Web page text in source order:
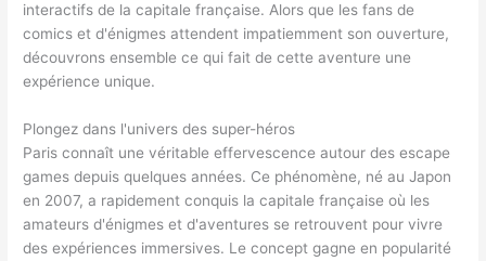
interactifs de la capitale française. Alors que les fans de
comics et d'énigmes attendent impatiemment son ouverture,
découvrons ensemble ce qui fait de cette aventure une
expérience unique.
Plongez dans l'univers des super-héros
Paris connaît une véritable effervescence autour des escape
games depuis quelques années. Ce phénomène, né au Japon
en 2007, a rapidement conquis la capitale française où les
amateurs d'énigmes et d'aventures se retrouvent pour vivre
des expériences immersives. Le concept gagne en popularité